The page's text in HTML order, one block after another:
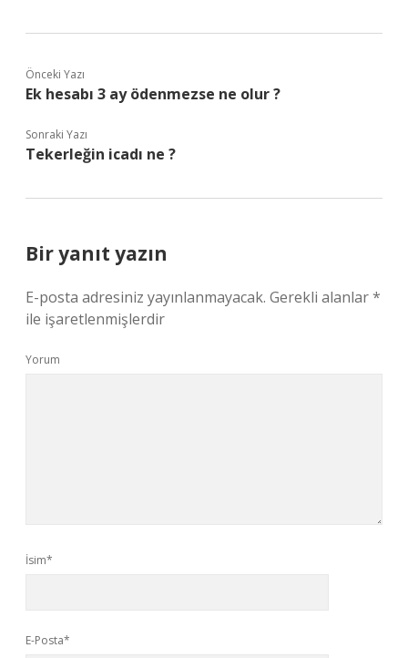
Önceki Yazı
Ek hesabı 3 ay ödenmezse ne olur ?
Sonraki Yazı
Tekerleğin icadı ne ?
Bir yanıt yazın
E-posta adresiniz yayınlanmayacak. Gerekli alanlar*
ile işaretlenmişlerdir
Yorum
İsim*
E-Posta*